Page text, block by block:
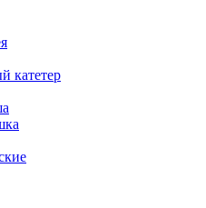
катетер